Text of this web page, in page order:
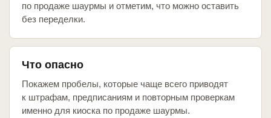
по продаже шаурмы и отметим, что можно оставить
без переделки.
Что опасно
Покажем пробелы, которые чаще всего приводят
к штрафам, предписаниям и повторным проверкам
именно для киоска по продаже шаурмы.